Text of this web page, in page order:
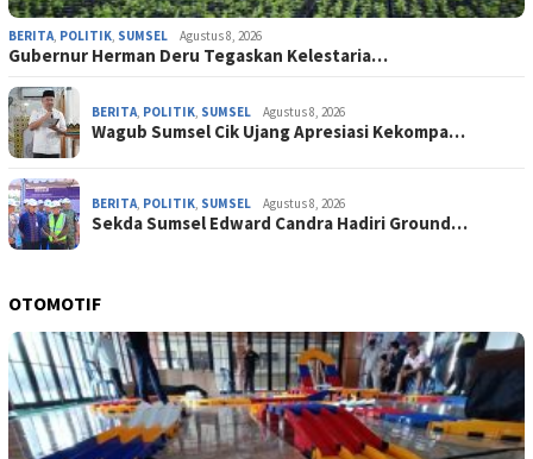
BERITA, POLITIK, SUMSEL Agustus 8, 2026
Gubernur Herman Deru Tegaskan Kelestaria…
BERITA, POLITIK, SUMSEL Agustus 8, 2026
Wagub Sumsel Cik Ujang Apresiasi Kekompa…
BERITA, POLITIK, SUMSEL Agustus 8, 2026
Sekda Sumsel Edward Candra Hadiri Ground…
OTOMOTIF